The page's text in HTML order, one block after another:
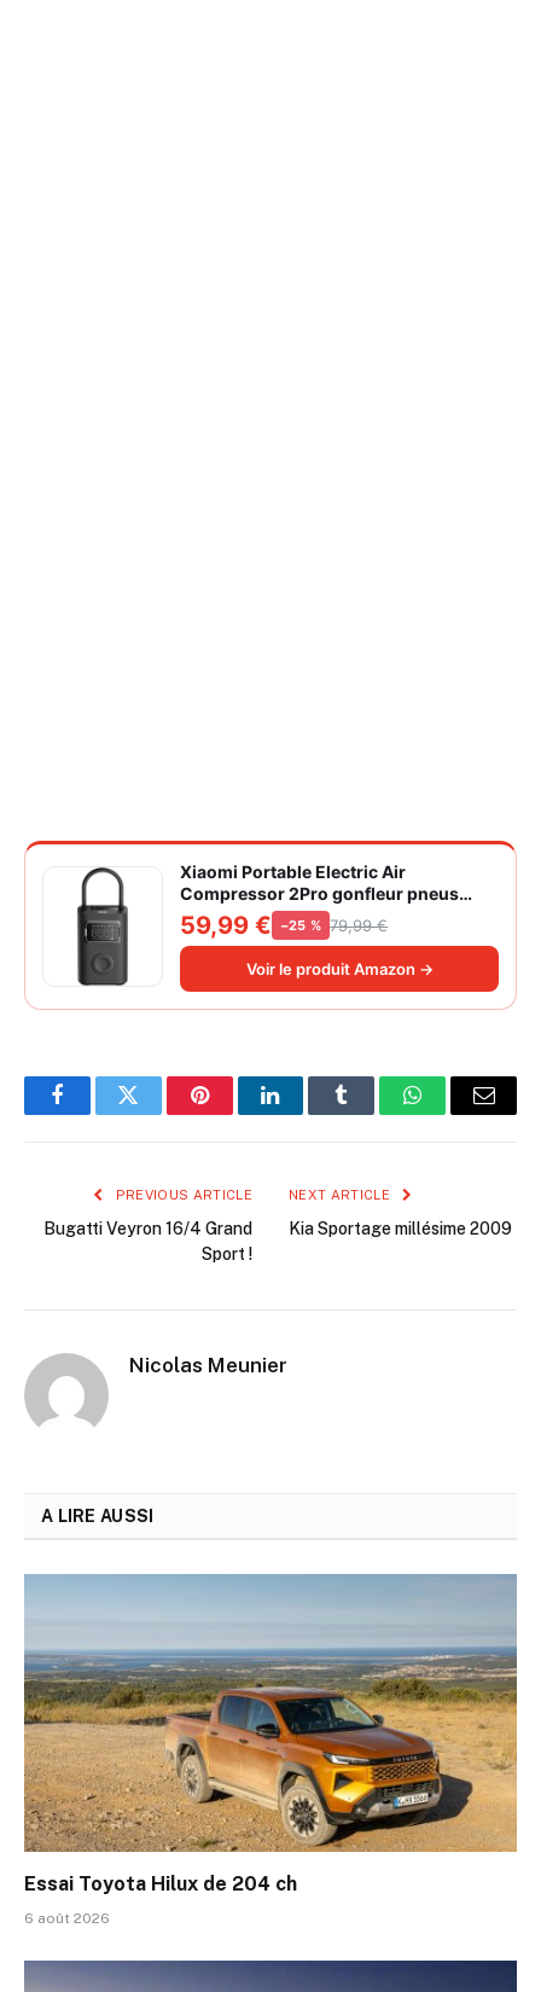
Xiaomi Portable Electric Air
Compressor 2Pro gonfleur pneus
voiture | ±1PSI Contrôle pression
pneus, 45s gonflage rapide, batterie
longue durée, avec éclairage, grand
cylindre à air 27 mm
59,99 € −25 % 79,99 €
Voir le produit Amazon →
FacebookTwitter PinterestLinkedInTumblr WhatsAppEmail
PREVIOUS ARTICLE
Bugatti Veyron 16/4 Grand
Sport !
NEXT ARTICLE
Kia Sportage millésime 2009
Nicolas Meunier
A LIRE AUSSI
Essai Toyota Hilux de 204 ch
6 août 2026